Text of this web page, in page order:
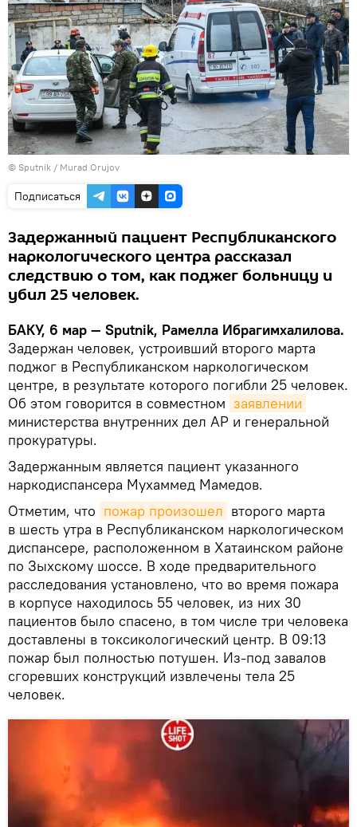
© Sputnik / Murad Orujov
Подписаться
Задержанный пациент Республиканского
наркологического центра рассказал
следствию о том, как поджег больницу и
убил 25 человек.
БАКУ, 6 мар — Sputnik, Рамелла Ибрагимхалилова.
Задержан человек, устроивший второго марта
поджог в Республиканском наркологическом
центре, в результате которого погибли 25 человек.
Об этом говорится в совместном заявлении
министерства внутренних дел АР и генеральной
прокуратуры.
Задержанным является пациент указанного
наркодиспансера Мухаммед Мамедов.
Отметим, что пожар произошел второго марта
в шесть утра в Республиканском наркологическом
диспансере, расположенном в Хатаинском районе
по Зыхскому шоссе. В ходе предварительного
расследования установлено, что во время пожара
в корпусе находилось 55 человек, из них 30
пациентов было спасено, в том числе три человека
доставлены в токсикологический центр. В 09:13
пожар был полностью потушен. Из-под завалов
сгоревших конструкций извлечены тела 25
человек.